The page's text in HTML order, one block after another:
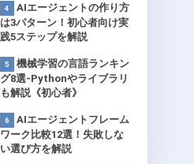
AIエージェントの作り方
は3パターン！初心者向け実
践5ステップを解説
機械学習の言語ランキン
グ8選-Pythonやライブラリ
も解説《初心者》
AIエージェントフレーム
ワーク比較12選！失敗しな
い選び方を解説